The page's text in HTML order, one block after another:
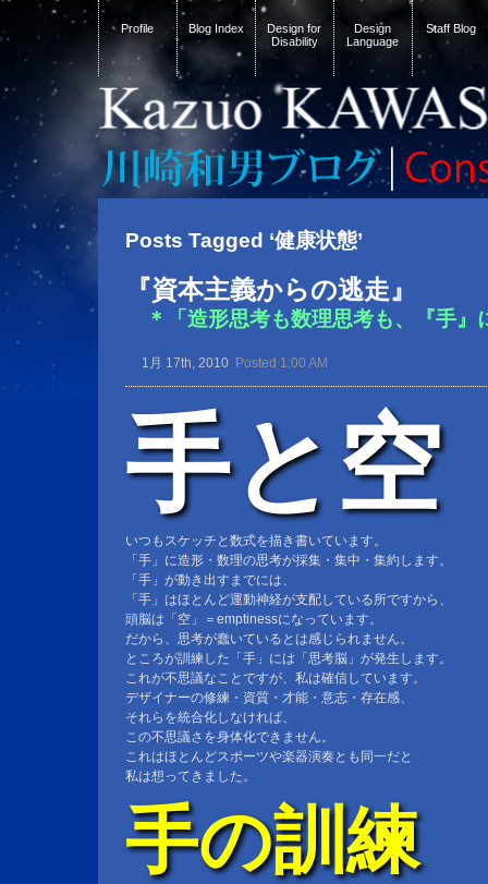
Profile Blog Index
Design for
Disability
Design
Language
Staff Blog
Posts Tagged ‘健康状態’
『資本主義からの逃走』
＊「造形思考も数理思考も、『手』
1月 17th, 2010 Posted 1:00 AM
手と空
いつもスケッチと数式を描き書いています。
「手」に造形・数理の思考が採集・集中・集約します。
「手」が動き出すまでには、
「手」はほとんど運動神経が支配している所ですから、
頭脳は「空」＝emptinessになっています。
だから、思考が蠢いているとは感じられません。
ところが訓練した「手」には「思考脳」が発生します。
これが不思議なことですが、私は確信しています。
デザイナーの修練・資質・才能・意志・存在感、
それらを統合化しなければ、
この不思議さを身体化できません。
これはほとんどスポーツや楽器演奏とも同一だと
私は想ってきました。
手の訓練